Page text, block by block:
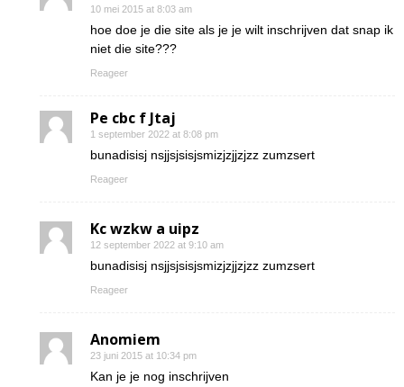
10 mei 2015 at 8:03 am
hoe doe je die site als je je wilt inschrijven dat snap ik
niet die site???
Reageer
Pe cbc f Jtaj
1 september 2022 at 8:08 pm
bunadisisj nsjjsjsisjsmizjzjjzjzz zumzsert
Reageer
Kc wzkw a uipz
12 september 2022 at 9:10 am
bunadisisj nsjjsjsisjsmizjzjjzjzz zumzsert
Reageer
Anomiem
23 juni 2015 at 10:34 pm
Kan je je nog inschrijven